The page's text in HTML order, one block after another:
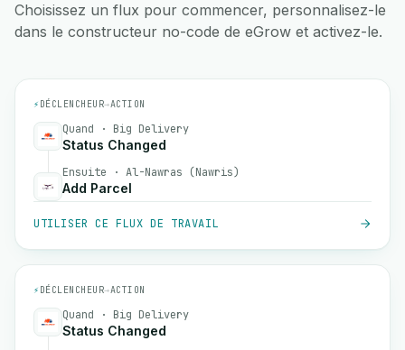
Choisissez un flux pour commencer, personnalisez-le
dans le constructeur no-code de eGrow et activez-le.
⚡ DÉCLENCHEUR→ACTION
Quand · Big Delivery
Status Changed
Ensuite · Al-Nawras (Nawris)
Add Parcel
UTILISER CE FLUX DE TRAVAIL
⚡ DÉCLENCHEUR→ACTION
Quand · Big Delivery
Status Changed